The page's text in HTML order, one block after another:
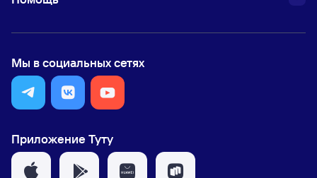
Мы в социальных сетях
Приложение Туту